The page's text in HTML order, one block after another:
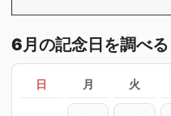
6月の記念日を調べる
日 月 火